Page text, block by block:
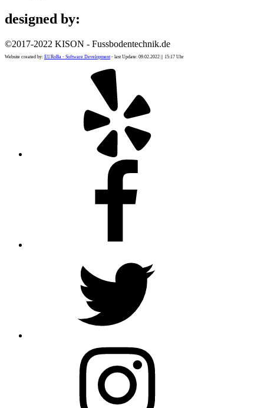
designed by:
©2017-2022 KISON - Fussbodentechnik.de
Website created by: EURoBa - Software Development - last Update: 09.02.2022 || 15:17 Uhr